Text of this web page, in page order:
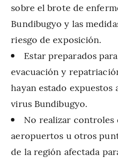
sobre el brote de
Bundibugyo y las
riesgo de exposición.
Estar preparados
evacuación y
hayan estado expuestos
virus Bundibugyo.
No realizar controles
aeropuertos u otros
de la región afectada